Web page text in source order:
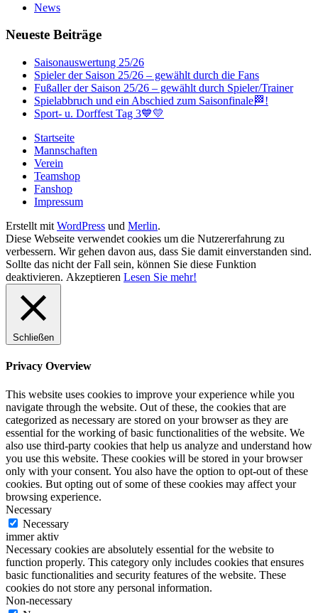
News
Neueste Beiträge
Saisonauswertung 25/26
Spieler der Saison 25/26 – gewählt durch die Fans
Fußaller der Saison 25/26 – gewählt durch Spieler/Trainer
Spielabbruch und ein Abschied zum Saisonfinale🏁!
Sport- u. Dorffest Tag 3💙💛
Startseite
Mannschaften
Verein
Teamshop
Fanshop
Impressum
Erstellt mit WordPress und Merlin.
Diese Webseite verwendet cookies um die Nutzererfahrung zu
verbessern. Wir gehen davon aus, dass Sie damit einverstanden sind.
Sollte das nicht der Fall sein, können Sie diese Funktion
deaktivieren. Akzeptieren Lesen Sie mehr!
Schließen
Privacy Overview
This website uses cookies to improve your experience while you
navigate through the website. Out of these, the cookies that are
categorized as necessary are stored on your browser as they are
essential for the working of basic functionalities of the website. We
also use third-party cookies that help us analyze and understand how
you use this website. These cookies will be stored in your browser
only with your consent. You also have the option to opt-out of these
cookies. But opting out of some of these cookies may affect your
browsing experience.
Necessary
Necessary
immer aktiv
Necessary cookies are absolutely essential for the website to
function properly. This category only includes cookies that ensures
basic functionalities and security features of the website. These
cookies do not store any personal information.
Non-necessary